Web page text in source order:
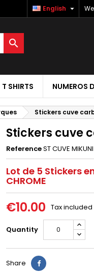
English 

T SHIRTS NUMEROS
Stickers cuve
Stickers cuve
ReferenceST CUVE
Lot de 5 Stickers
CHROME
€10.00 Tax included
Quantity
Share